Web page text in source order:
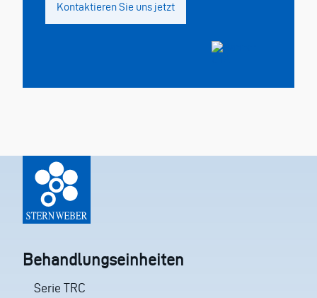
Kontaktieren Sie uns jetzt
Behandlungseinheiten
Serie TRC